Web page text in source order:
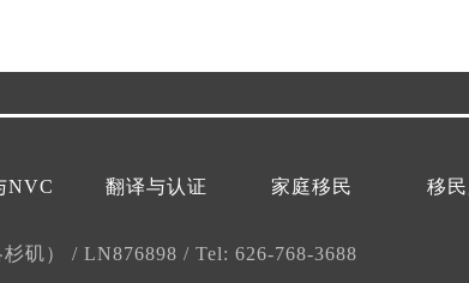
移
家庭移民
翻译与认证
NVC
矶） / LN876898 / Tel: 626-768-3688